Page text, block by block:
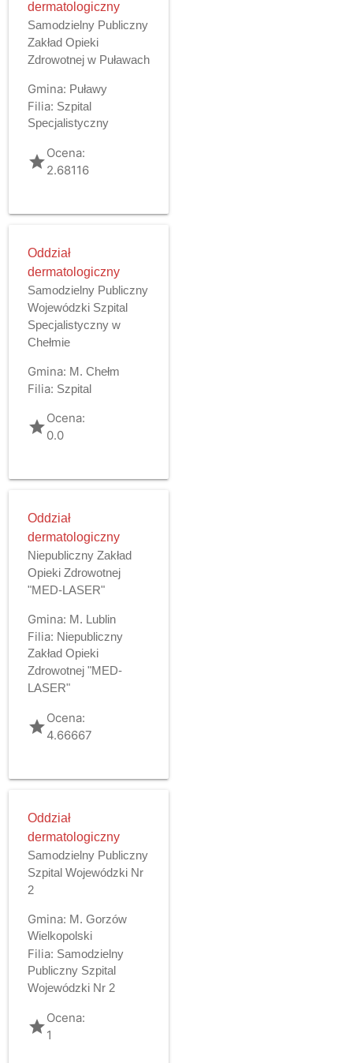
dermatologiczny
Samodzielny Publiczny
Zakład Opieki
Zdrowotnej w Puławach
Gmina: Puławy
Filia: Szpital
Specjalistyczny
gradeOcena:
2.68116
Oddział
dermatologiczny
Samodzielny Publiczny
Wojewódzki Szpital
Specjalistyczny w
Chełmie
Gmina: M. Chełm
Filia: Szpital
gradeOcena:
0.0
Oddział
dermatologiczny
Niepubliczny Zakład
Opieki Zdrowotnej
"MED-LASER"
Gmina: M. Lublin
Filia: Niepubliczny
Zakład Opieki
Zdrowotnej "MED-
LASER"
gradeOcena:
4.66667
Oddział
dermatologiczny
Samodzielny Publiczny
Szpital Wojewódzki Nr
2
Gmina: M. Gorzów
Wielkopolski
Filia: Samodzielny
Publiczny Szpital
Wojewódzki Nr 2
gradeOcena:
1